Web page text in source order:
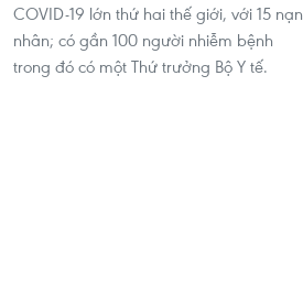
COVID-19 lớn thứ hai thế giới, với 15 nạn
nhân; có gần 100 người nhiễm bệnh
trong đó có một Thứ trưởng Bộ Y tế.